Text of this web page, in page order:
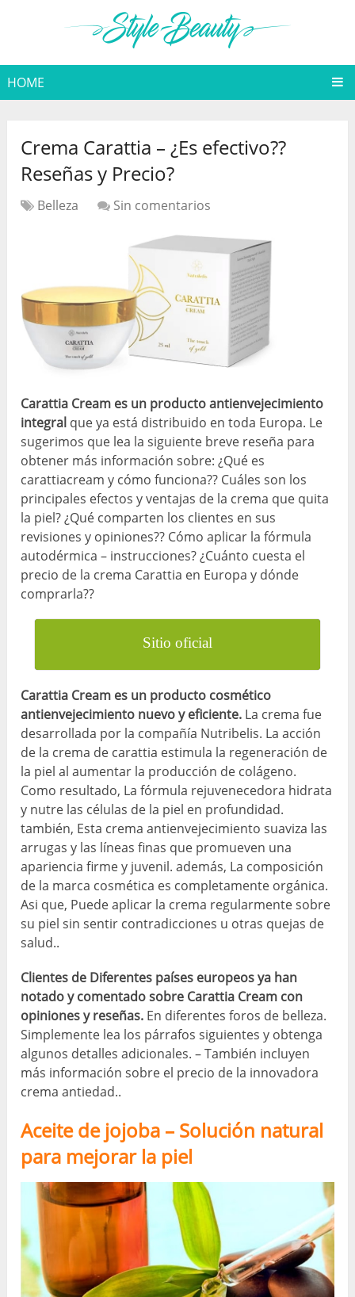
HOME
Crema Carattia – ¿Es efectivo??
Reseñas y Precio?
Belleza Sin comentarios
Carattia Cream es un producto antienvejecimiento
integral que ya está distribuido en toda Europa. Le
sugerimos que lea la siguiente breve reseña para
obtener más información sobre: ¿Qué es
carattiacream y cómo funciona?? Cuáles son los
principales efectos y ventajas de la crema que quita
la piel? ¿Qué comparten los clientes en sus
revisiones y opiniones?? Cómo aplicar la fórmula
autodérmica – instrucciones? ¿Cuánto cuesta el
precio de la crema Carattia en Europa y dónde
comprarla??
Sitio oficial
Carattia Cream es un producto cosmético
antienvejecimiento nuevo y eficiente. La crema fue
desarrollada por la compañía Nutribelis. La acción
de la crema de carattia estimula la regeneración de
la piel al aumentar la producción de colágeno.
Como resultado, La fórmula rejuvenecedora hidrata
y nutre las células de la piel en profundidad.
también, Esta crema antienvejecimiento suaviza las
arrugas y las líneas finas que promueven una
apariencia firme y juvenil. además, La composición
de la marca cosmética es completamente orgánica.
Asi que, Puede aplicar la crema regularmente sobre
su piel sin sentir contradicciones u otras quejas de
salud..
Clientes de Diferentes países europeos ya han
notado y comentado sobre Carattia Cream con
opiniones y reseñas. En diferentes foros de belleza.
Simplemente lea los párrafos siguientes y obtenga
algunos detalles adicionales. – También incluyen
más información sobre el precio de la innovadora
crema antiedad..
Aceite de jojoba – Solución natural
para mejorar la piel